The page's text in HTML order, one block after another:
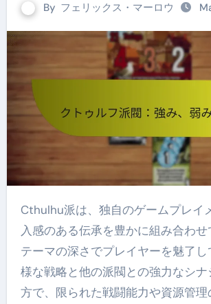
By フェリックス・マーロウ
Cthulhu派は、独自のゲームプレイメカニクスと没
入感のある伝承を豊かに組み合わ
テーマの深さでプレイヤーを魅了し
様な戦略と他の派閥との強力なシ
方で、限られた戦闘能力や資源管理